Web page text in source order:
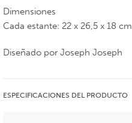
Dimensiones
Cada estante: 22 x 26,5 x 18 cm
Diseñado por Joseph Joseph
ESPECIFICACIONES DEL PRODUCTO